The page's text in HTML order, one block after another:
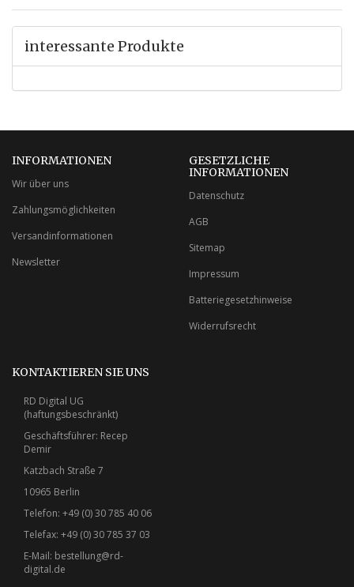
interessante Produkte
INFORMATIONEN
Wir über uns
Zahlungsmöglichkeiten
Versandinformationen
Newsletter
GESETZLICHE
INFORMATIONEN
Datenschutz
AGB
Sitemap
Impressum
Batteriegesetzhinweise
Widerrufsrecht
KONTAKTIEREN SIE UNS
RD Digital UG
(haftungsbeschränkt)
Geschäftsführer: Recep
Demir
Katzbach Straße 7
10965 Berlin
Telefon: +49 (0) 30 785 40 06
Telefax: +49 (0) 30 785 37 03
E-Mail: bestellung@rd-
digital.de